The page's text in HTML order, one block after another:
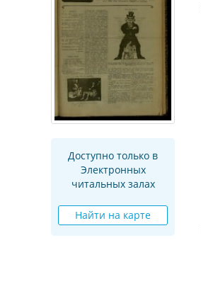
Доступно только в
Электронных
читальных залах
Найти на карте